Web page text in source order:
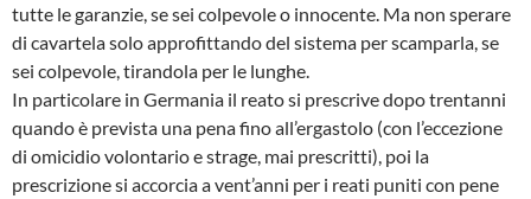
tutte le garanzie, se sei colpevole o innocente. Ma non sperare
di cavartela solo approfittando del sistema per scamparla, se
sei colpevole, tirandola per le lunghe.
In particolare in Germania il reato si prescrive dopo trentanni
quando è prevista una pena fino all’ergastolo (con l’eccezione
di omicidio volontario e strage, mai prescritti), poi la
prescrizione si accorcia a vent’anni per i reati puniti con pene